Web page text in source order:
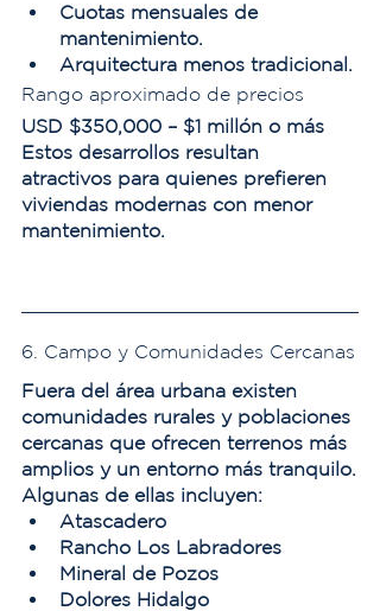
Cuotas mensuales de
mantenimiento.
Arquitectura menos tradicional.
Rango aproximado de precios
USD $350,000 – $1 millón o más
Estos desarrollos resultan
atractivos para quienes prefieren
viviendas modernas con menor
mantenimiento.
6. Campo y Comunidades Cercanas
Fuera del área urbana existen
comunidades rurales y poblaciones
cercanas que ofrecen terrenos más
amplios y un entorno más tranquilo.
Algunas de ellas incluyen:
Atascadero
Rancho Los Labradores
Mineral de Pozos
Dolores Hidalgo